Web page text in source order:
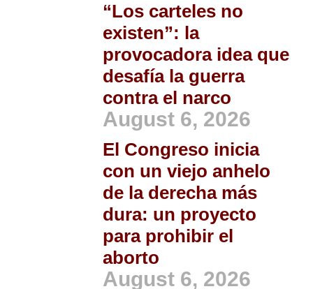
“Los carteles no
existen”: la
provocadora idea que
desafía la guerra
contra el narco
August 6, 2026
El Congreso inicia
con un viejo anhelo
de la derecha más
dura: un proyecto
para prohibir el
aborto
August 6, 2026